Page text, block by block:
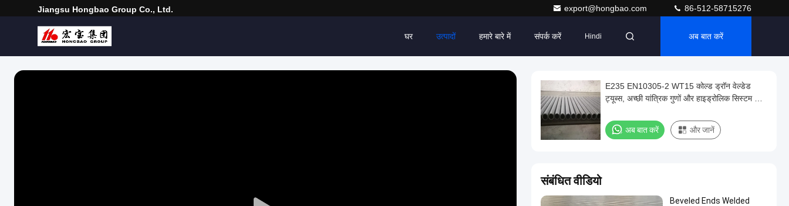
Jiangsu Hongbao Group Co., Ltd. export@hongbao.com 86-512-58715276
घर उत्पादों हमारे बारे में संपर्क करें Hindi अब बात करें
E235 EN10305-2 WT15 कोल्ड ड्रॉन वेल्डेड
ट्यूब्स, अच्छी यांत्रिक गुणों और हाइड्रोलिक सिस्टम के
अब बात करें और जानें
संबंधित वीडियो
Beveled Ends Welded